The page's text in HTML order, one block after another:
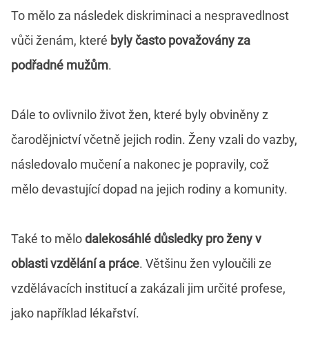
To mělo za následek diskriminaci a nespravedlnost
vůči ženám, které byly často považovány za
podřadné mužům.
Dále to ovlivnilo život žen, které byly obviněny z
čarodějnictví včetně jejich rodin. Ženy vzali do vazby,
následovalo mučení a nakonec je popravily, což
mělo devastující dopad na jejich rodiny a komunity.
Také to mělodalekosáhlé důsledky pro ženy v
oblasti vzdělání a práce. Většinu žen vyloučili ze
vzdělávacích institucí a zakázali jim určité profese,
jako například lékařství.